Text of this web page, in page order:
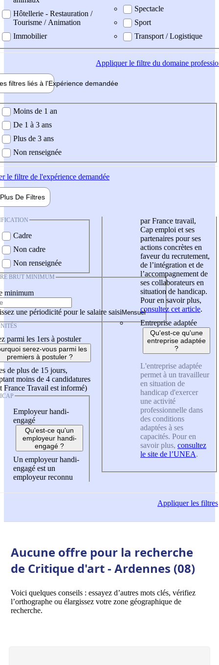
Hôtellerie - Restauration /
Tourisme / Animation
Immobilier
Spectacle
Sport
Transport / Logistique
Appliquerle filtre du domaine
filtres liés à l'Expérience demandée
demandée
Moins de 1 an
De 1 à 3 ans
Plus de 3 ans
Non renseignée
le filtre de l'expérience demandée
Plus De Filtres
Cadre
Non cadre
Non renseignée
BRUT MINIMUM
minimum
une périodicité pour le salaire saisi
parmi les 1ers à postuler
serez-vous parmi les
premiers à postuler ?
de plus de 15 jours,
moins de 4 candidatures
France Travail est informé)
Employeur handi-
engagé
Qu'est-ce qu'un
employeur handi-
engagé ?
Un employeur handi-
engagé est un
employeur reconnu
par France travail,
Cap emploi et ses
partenaires pour ses
actions concrètes en
faveur du recrutement,
de l’intégration et de
l’accompagnement de
ses collaborateurs en
situation de handicap.
Pour en savoir plus,
consultez cet article.
Entreprise adaptée
Qu'est-ce qu'une
entreprise adaptée
?
L'entreprise adaptée
permet à un travailleur
en situation de
handicap d'exercer
une activité
professionnelle dans
des conditions
adaptées à ses
capacités. Pour en
savoir plus, consultez
le site de l’UNEA.
Appliquerles filtres
Aucune offre pour la recherche
de Critique d'art - Ardennes (08)
Voici quelques conseils : essayez d’autres mots clés, vérifiez
l’orthographe ou élargissez votre zone géographique de
recherche.